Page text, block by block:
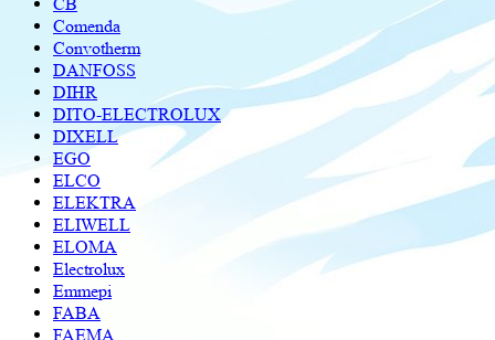
Comenda
Convotherm
DANFOSS
DIHR
DITO-ELECTROLUX
DIXELL
EGO
ELCO
ELEKTRA
ELIWELL
ELOMA
Electrolux
Emmepi
FABA
FAEMA